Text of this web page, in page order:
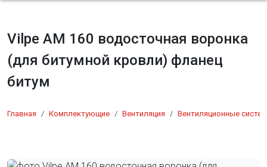
Vilpe AM 160 водосточная воронка
(для битумной кровли) фланец
битум
Главная Комплектующие Вентиляция Вентиляционные